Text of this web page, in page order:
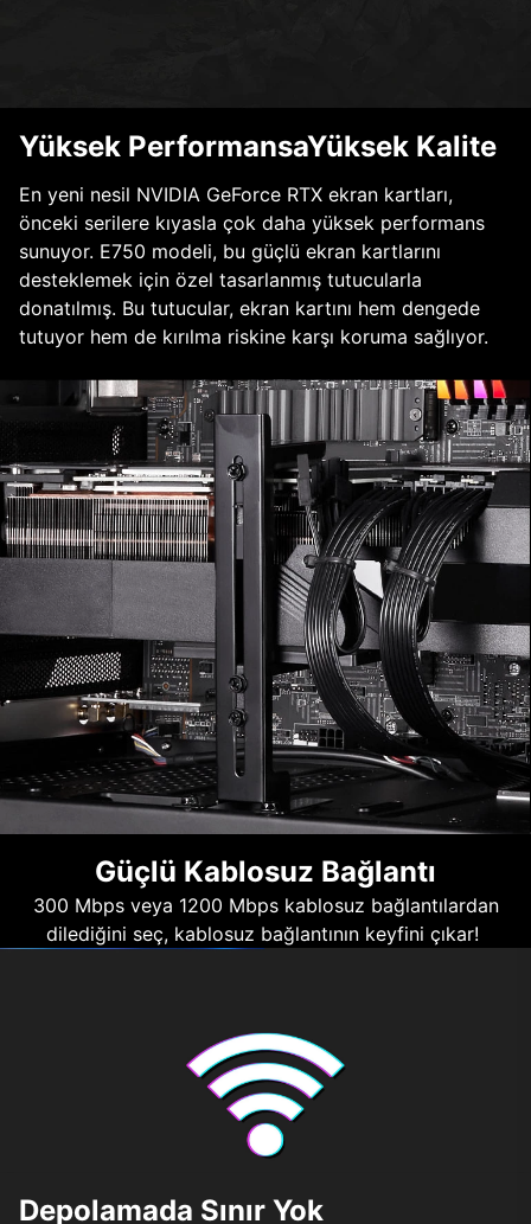
Yüksek PerformansaYüksek Kalite
En yeni nesil NVIDIA GeForce RTX ekran kartları,
önceki serilere kıyasla çok daha yüksek performans
sunuyor. E750 modeli, bu güçlü ekran kartlarını
desteklemek için özel tasarlanmış tutucularla
donatılmış. Bu tutucular, ekran kartını hem dengede
tutuyor hem de kırılma riskine karşı koruma sağlıyor.
Güçlü Kablosuz Bağlantı
300 Mbps veya 1200 Mbps kablosuz bağlantılardan
dilediğini seç, kablosuz bağlantının keyfini çıkar!
Depolamada Sınır Yok